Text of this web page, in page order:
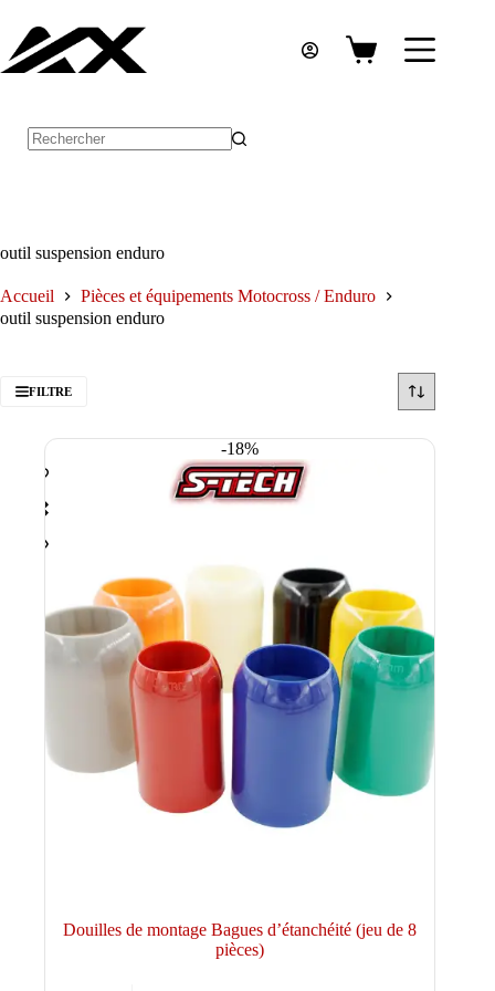
contenu
Panier
outil suspension enduro
Accueil
Pièces et équipements Motocross / Enduro
outil suspension enduro
FILTRE
-18%
Douilles de montage Bagues d’étanchéité (jeu de 8
pièces)